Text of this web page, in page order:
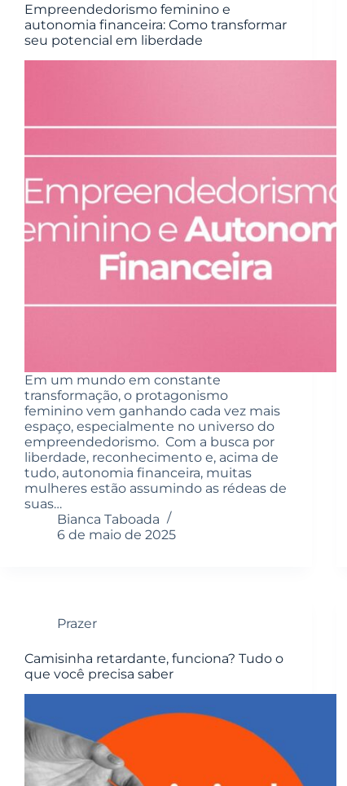
Empreendedorismo feminino e
autonomia financeira: Como transformar
seu potencial em liberdade
Em um mundo em constante
transformação, o protagonismo
feminino vem ganhando cada vez mais
espaço, especialmente no universo do
empreendedorismo. Com a busca por
liberdade, reconhecimento e, acima de
tudo, autonomia financeira, muitas
mulheres estão assumindo as rédeas de
suas…
Bianca Taboada
6 de maio de 2025
Prazer
Camisinha retardante, funciona? Tudo o
que você precisa saber